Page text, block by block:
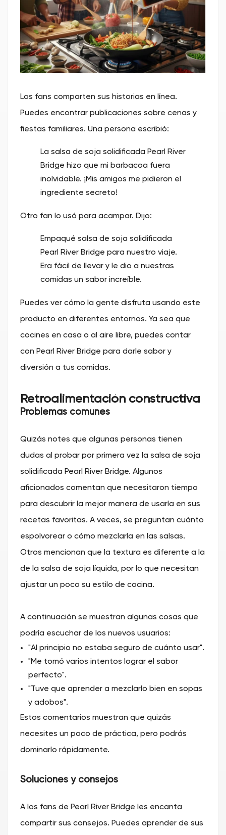
Los fans comparten sus historias en línea.
Puedes encontrar publicaciones sobre cenas y
fiestas familiares. Una persona escribió:
La salsa de soja solidificada Pearl River
Bridge hizo que mi barbacoa fuera
inolvidable. ¡Mis amigos me pidieron el
ingrediente secreto!
Otro fan lo usó para acampar. Dijo:
Empaqué salsa de soja solidificada
Pearl River Bridge para nuestro viaje.
Era fácil de llevar y le dio a nuestras
comidas un sabor increíble.
Puedes ver cómo la gente disfruta usando este
producto en diferentes entornos. Ya sea que
cocines en casa o al aire libre, puedes contar
con Pearl River Bridge para darle sabor y
diversión a tus comidas.
Retroalimentación constructiva
Problemas comunes
Quizás notes que algunas personas tienen
dudas al probar por primera vez la salsa de soja
solidificada Pearl River Bridge. Algunos
aficionados comentan que necesitaron tiempo
para descubrir la mejor manera de usarla en sus
recetas favoritas. A veces, se preguntan cuánto
espolvorear o cómo mezclarla en las salsas.
Otros mencionan que la textura es diferente a la
de la salsa de soja líquida, por lo que necesitan
ajustar un poco su estilo de cocina.
A continuación se muestran algunas cosas que
podría escuchar de los nuevos usuarios:
"Al principio no estaba seguro de cuánto usar".
"Me tomó varios intentos lograr el sabor
perfecto".
"Tuve que aprender a mezclarlo bien en sopas
y adobos".
Estos comentarios muestran que quizás
necesites un poco de práctica, pero podrás
dominarlo rápidamente.
Soluciones y consejos
A los fans de Pearl River Bridge les encanta
compartir sus consejos. Puedes aprender de sus